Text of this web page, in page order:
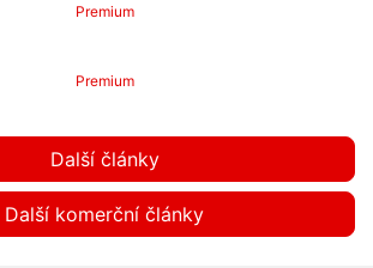
Premium
Premium
Další články
Další komerční články